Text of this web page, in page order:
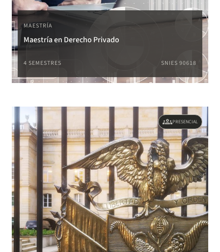
MAESTRÍA
Maestría en Derecho Privado
4 SEMESTRES SNIES 90618
groupsPRESENCIAL